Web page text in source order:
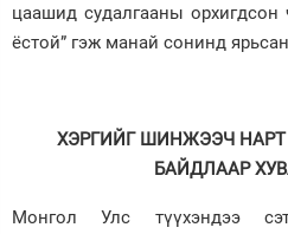
цаашид судалгааны орхигдсон
ёстой” гэж манай сонинд
ХЭРГИЙГ ШИНЖЭЭЧ
БАЙДЛААР
Монгол Улс түүхэндээ